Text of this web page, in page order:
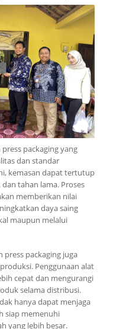
packaging yang
dan standar
kemasan dapat tertutup
tahan lama. Proses
memberikan nilai
daya saing
maupun melalui
press packaging juga
Penggunaan alat
cepat dan mengurangi
selama distribusi.
hanya dapat menjaga
siap memenuhi
yang lebih besar.